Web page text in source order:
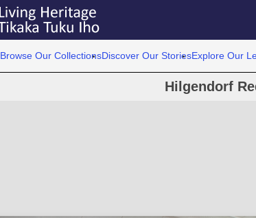
Browse Our CollectionsDiscover Our StoriesExplore Our
Hilgendorf